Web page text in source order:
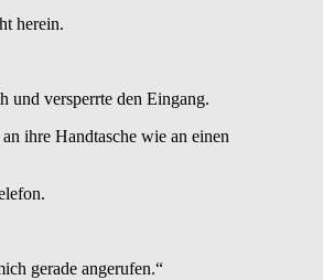
herein.
und versperrte den Eingang.
ihre Handtasche wie an einen
gerade angerufen.“